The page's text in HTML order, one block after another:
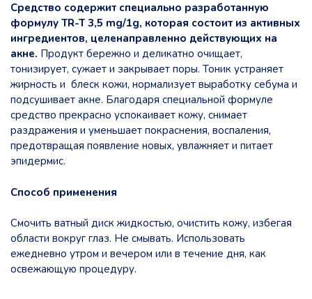
Средство содержит специально разработанную
формулу TR-T 3,5 mg/1g, которая состоит из активных
ингредиентов, целенаправленно действующих на
акне. Продукт бережно и деликатно очищает,
тонизирует, сужает и закрывает поры. Тоник устраняет
жирность и блеск кожи, нормализует выработку себума и
подсушивает акне. Благодаря специальной формуле
средство прекрасно успокаивает кожу, снимает
раздражения и уменьшает покраснения, воспаления,
предотвращая появление новых, увлажняет и питает
эпидермис.
Способ применения
Смочить ватный диск жидкостью, очистить кожу, избегая
области вокруг глаз. Не смывать. Использовать
ежедневно утром и вечером или в течение дня, как
освежающую процедуру.